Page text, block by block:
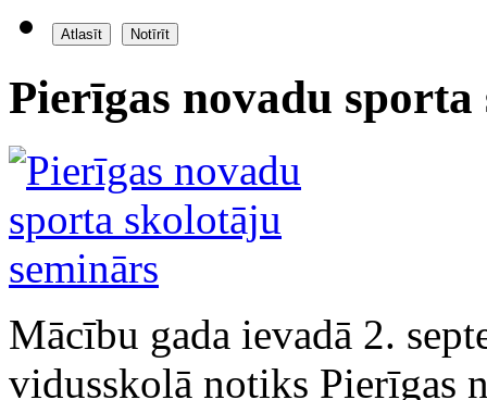
Pierīgas novadu
Mācību gada ievadā 2.
vidusskolā notiks Pierīgas